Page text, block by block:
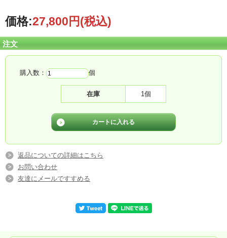
価格:27,800円(税込)
注文
購入数： 個
在庫 1個
返品についての詳細はこちら
お問い合わせ
友達にメールですすめる